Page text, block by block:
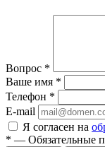
Вопрос *
Ваше имя *
Телефон *
E-mail
Я согласен на
* — Обязательные